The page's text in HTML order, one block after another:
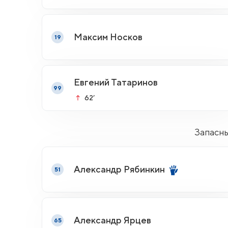
19 Максим Носков
99
Евгений Татаринов
62’
51 Александр Рябинкин
65 Александр Ярцев